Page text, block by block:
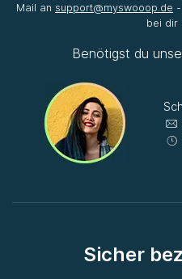
Mail an support@myswooop.de
bei dir
Benötigst du
Sicher